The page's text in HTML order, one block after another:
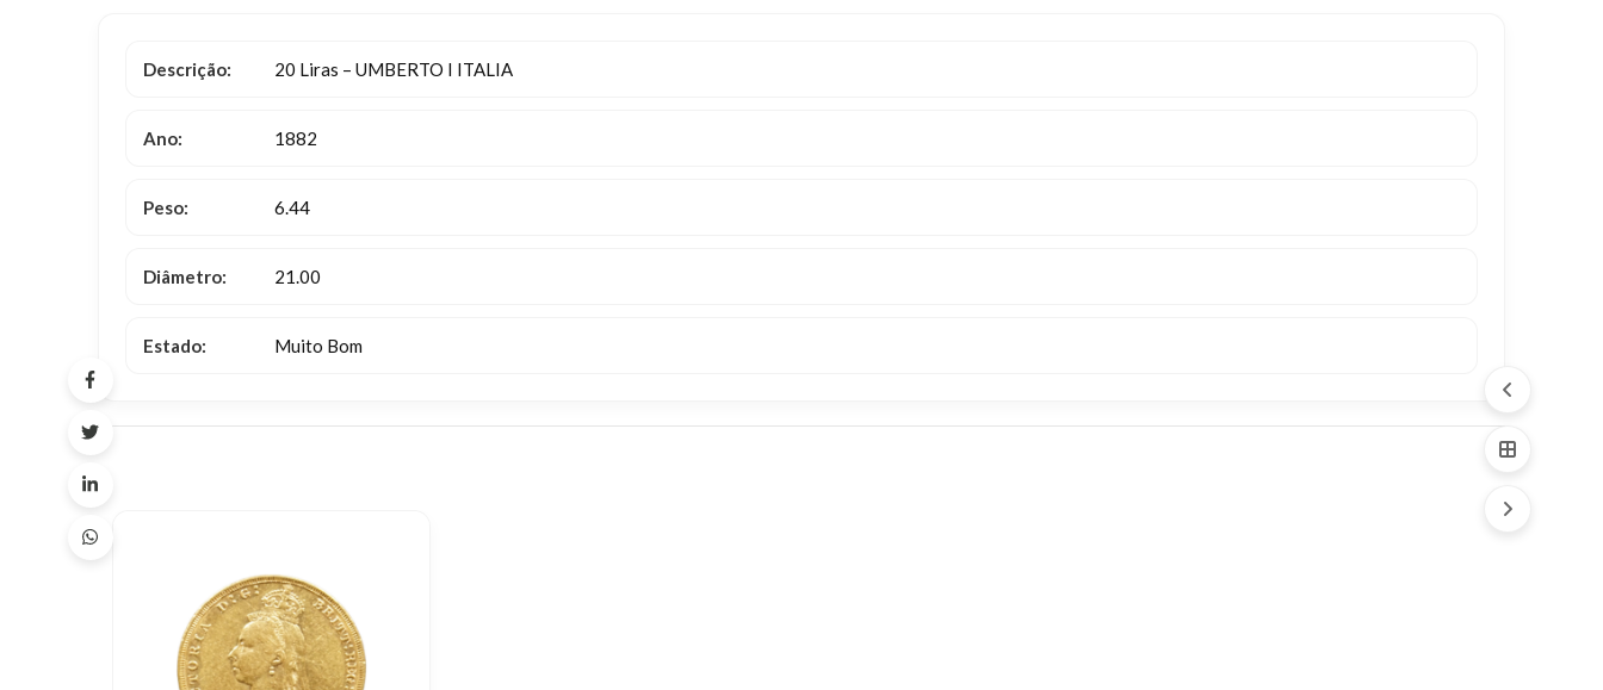
Descrição: 20 Liras – UMBERTO I ITALIA
Ano: 1882
Peso: 6.44
Diâmetro: 21.00
Estado: Muito Bom